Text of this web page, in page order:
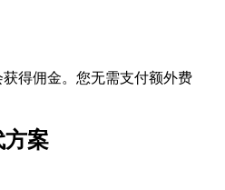
得佣金。您无需支付额外费
方案